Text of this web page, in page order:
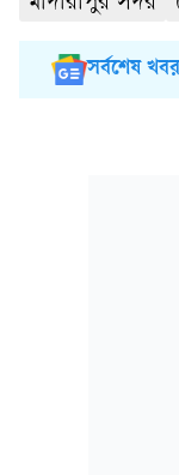
সর্বশেষ